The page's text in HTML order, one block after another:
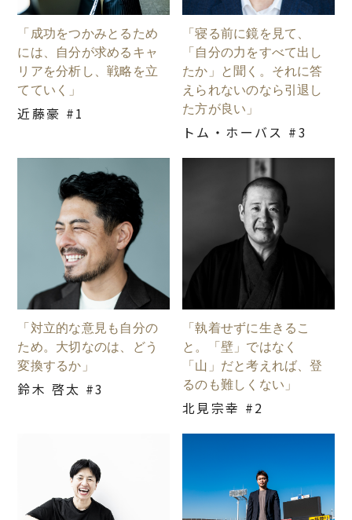
「成功をつかみとるため
には、自分が求めるキャ
リアを分析し、戦略を立
てていく」
近藤豪 #1
「寝る前に鏡を見て、
「自分の力をすべて出し
たか」と聞く。それに答
えられないのなら引退し
た方が良い」
トム・ホーバス #3
「対立的な意見も自分の
ため。大切なのは、どう
変換するか」
鈴木 啓太 #3
「執着せずに生きるこ
と。「壁」ではなく
「山」だと考えれば、登
るのも難しくない」
北見宗幸 #2